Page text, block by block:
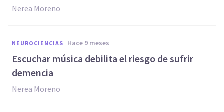
Nerea Moreno
NEUROCIENCIAS hace 9 meses
Escuchar música debilita el riesgo de sufrir
demencia
Nerea Moreno